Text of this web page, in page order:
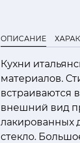
ОПИСАНИЕ
Кухни
материалов.
встраиваются
внешний вид
лакированных
стекло.